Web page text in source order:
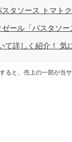
タソース トマト
ール「パスタソ
て詳しく紹介！ 気
ると、売上の一部が当